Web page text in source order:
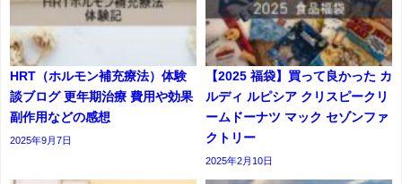
HRT（ホルモン補充療法）体験
談ブログ 更年期治療 費用や効果
副作用などの感想
2025年9月7日
【2025 福袋】買って良かった カ
ルディ ルピシア クリスピークリ
ームドーナツ マック セゾンファ
クトリー
2025年2月10日